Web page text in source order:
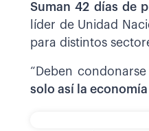
Suman 42 días de
líder de Unidad
para distintos
“Deben
solo así la